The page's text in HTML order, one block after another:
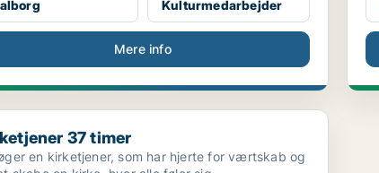
Kulturmedarbejder
Mere info
37 timer
37 timer
en kirketjener, som har hjerte for værtskab og